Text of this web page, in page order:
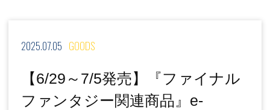
GOODS
2025.07.05
【6/29～7/5発売】『ファイナル
ファンタジー関連商品』e-